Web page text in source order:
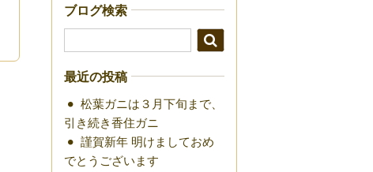
ブログ検索
最近の投稿
松葉ガニは３月下旬まで、
引き続き香住ガニ
謹賀新年 明けましておめ
でとうございます